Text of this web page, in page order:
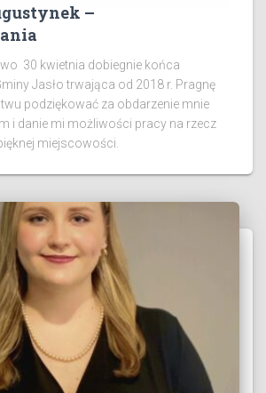
–
30 kwietnia dobiegnie końca
Jasło trwająca od 2018 r. Pragnę
podziękować za obdarzenie mnie
i danie mi możliwości pracy na rzecz
miejscowości.